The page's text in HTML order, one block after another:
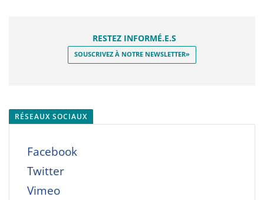
RESTEZ INFORMÉ.E.S
SOUSCRIVEZ À NOTRE NEWSLETTER»
RÉSEAUX SOCIAUX
Facebook
Twitter
Vimeo